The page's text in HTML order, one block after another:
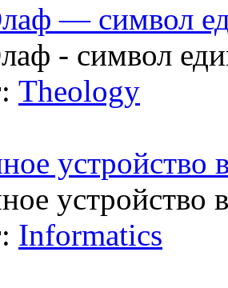
— символ
- символ
Theology
устройство
устройство
Informatics